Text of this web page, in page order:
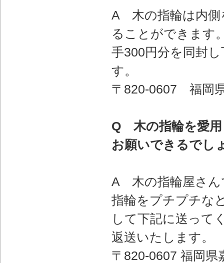
A 木の指輪は内側
ることができます
手300円分を同封
す。
〒820-0607 福岡
Q 木の指輪を愛用
お願いできるでし
A 木の指輪屋さん
指輪をプチプチな
して下記に送って
返送いたします。
〒820-0607 福岡県